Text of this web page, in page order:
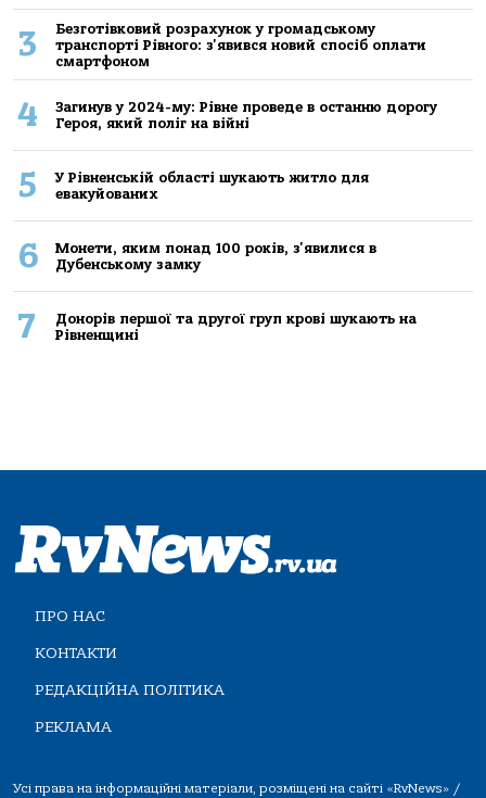
3
Безготівковий розрахунок у громадському
транспорті Рівного: з'явився новий спосіб оплати
смартфоном
4
Загинув у 2024-му: Рівне проведе в останню дорогу
Героя, який поліг на війні
5
У Рівненській області шукають житло для
евакуйованих
6
Монети, яким понад 100 років, з'явилися в
Дубенському замку
7
Донорів першої та другої груп крові шукають на
Рівненщині
ПРО НАС
КОНТАКТИ
РЕДАКЦІЙНА ПОЛІТИКА
РЕКЛАМА
Усі права на інформаційні матеріали, розміщені на сайті «RvNews» /